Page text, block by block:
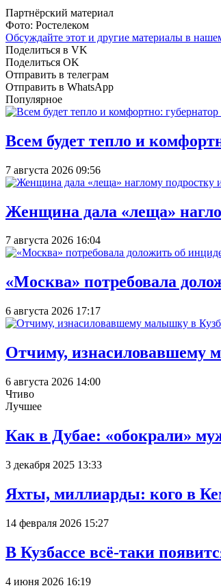
Партнёрский материал
Фото: Ростелеком
Обсуждайте этот и другие материалы в
Поделиться в VK
Поделиться OK
Отправить в телеграм
Отправить в WhatsApp
Популярное
Всем будет тепло и
7 августа 2026 09:56
Женщина дала «леща»
7 августа 2026 16:04
«Москва» потребовала
6 августа 2026 17:17
Отчиму, изнасиловавшему
6 августа 2026 14:00
Чтиво
Лучшее
Как в Дубае: «обокрали»
3 декабря 2025 13:33
Яхты, миллиарды: кого в
14 февраля 2026 15:27
В Кузбассе всё-таки
4 июня 2026 16:19